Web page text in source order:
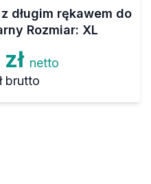
długim rękawem do
Rozmiar: XL
netto
brutto